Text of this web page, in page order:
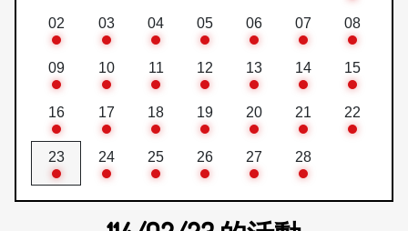
02 03 04 05 06 07 08
09 10 11 12 13 14 15
16 17 18 19 20 21 22
23 24 25 26 27 28